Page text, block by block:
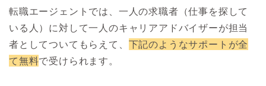
転職エージェントでは、一人の求職者（仕事を探して
いる人）に対して一人のキャリアアドバイザーが担当
者としてついてもらえて、 下記のようなサポートが全
て無料で受けられます。